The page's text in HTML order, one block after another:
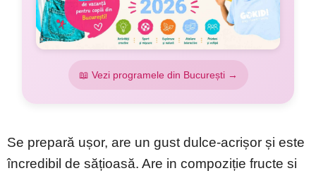
📖 Vezi programele din București →
Se prepară ușor, are un gust dulce-acrișor și este
încredibil de sățioasă. Are in compoziție fructe si